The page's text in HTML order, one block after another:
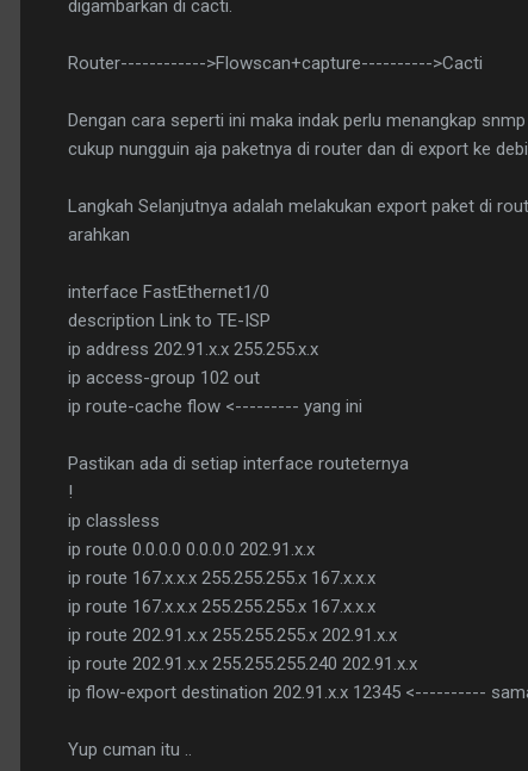
digambarkan di cacti.
Router------------>Flowscan+capture---------->Cacti
Dengan cara seperti ini maka indak perlu menangkap
cukup nungguin aja paketnya di router dan di export ke
Langkah Selanjutnya adalah melakukan export paket di
arahkan
interface FastEthernet1/0
description Link to TE-ISP
ip address 202.91.x.x 255.255.x.x
ip access-group 102 out
ip route-cache flow <--------- yang ini
Pastikan ada di setiap interface routeternya
!
ip classless
ip route 0.0.0.0 0.0.0.0 202.91.x.x
ip route 167.x.x.x 255.255.255.x 167.x.x.x
ip route 167.x.x.x 255.255.255.x 167.x.x.x
ip route 202.91.x.x 255.255.255.x 202.91.x.x
ip route 202.91.x.x 255.255.255.240 202.91.x.x
ip flow-export destination 202.91.x.x 12345 <----------
Yup cuman itu ..